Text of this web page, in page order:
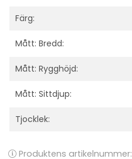
Färg:
Mått: Bredd:
Mått: Rygghöjd:
Mått: Sittdjup:
Tjocklek:
Produktens artikelnummer: